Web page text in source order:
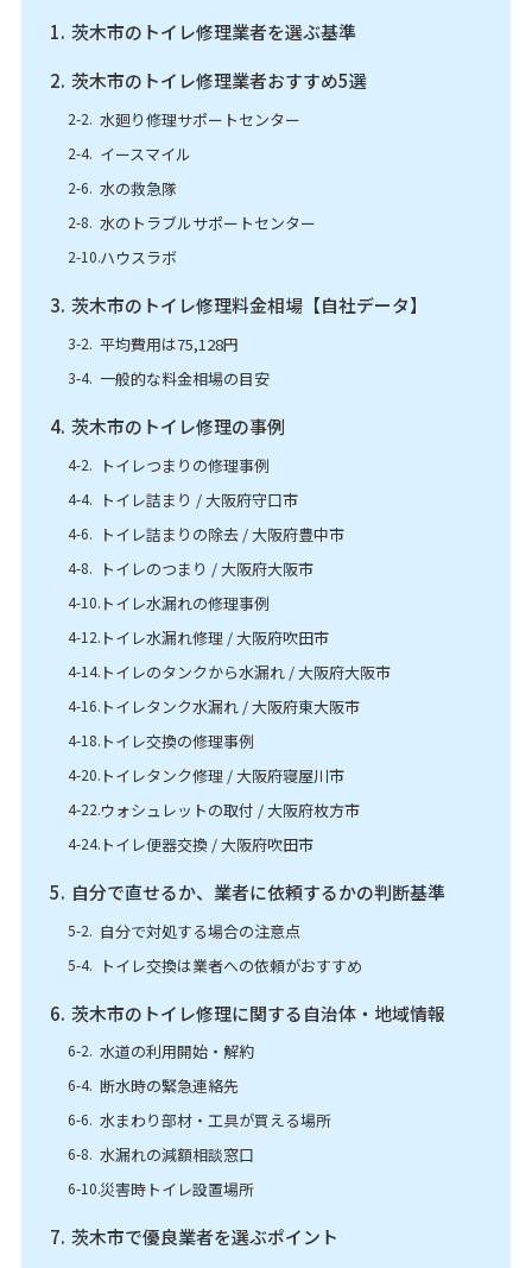
茨木市のトイレ修理業者を選ぶ基準
茨木市のトイレ修理業者おすすめ5選
水廻り修理サポートセンター
イースマイル
水の救急隊
水のトラブルサポートセンター
ハウスラボ
茨木市のトイレ修理料金相場【自社データ】
平均費用は75,128円
一般的な料金相場の目安
茨木市のトイレ修理の事例
トイレつまりの修理事例
トイレ詰まり / 大阪府守口市
トイレ詰まりの除去 / 大阪府豊中市
トイレのつまり / 大阪府大阪市
トイレ水漏れの修理事例
トイレ水漏れ修理 / 大阪府吹田市
トイレのタンクから水漏れ / 大阪府大阪市
トイレタンク水漏れ / 大阪府東大阪市
トイレ交換の修理事例
トイレタンク修理 / 大阪府寝屋川市
ウォシュレットの取付 / 大阪府枚方市
トイレ便器交換 / 大阪府吹田市
自分で直せるか、業者に依頼するかの判断基準
自分で対処する場合の注意点
トイレ交換は業者への依頼がおすすめ
茨木市のトイレ修理に関する自治体・地域情報
水道の利用開始・解約
断水時の緊急連絡先
水まわり部材・工具が買える場所
水漏れの減額相談窓口
災害時トイレ設置場所
茨木市で優良業者を選ぶポイント